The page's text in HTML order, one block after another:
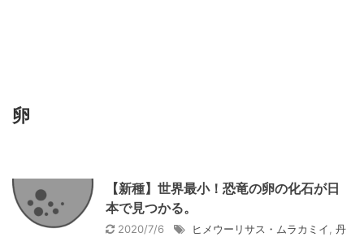
卵
【新種】世界最小！恐竜の卵の化石が日
本で見つかる。
2020/7/6 ヒメウーリサス・ムラカミイ
丹